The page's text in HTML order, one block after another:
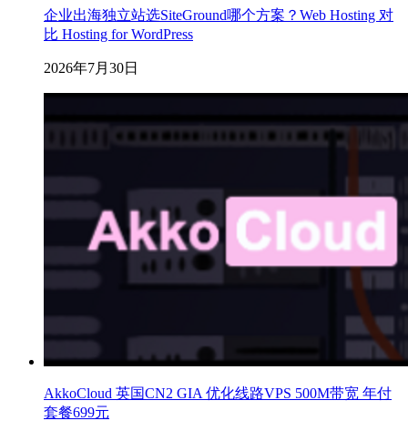
企业出海独立站选SiteGround哪个方案？Web Hosting 对
比 Hosting for WordPress
2026年7月30日
AkkoCloud 英国CN2 GIA 优化线路VPS 500M带宽 年付
套餐699元